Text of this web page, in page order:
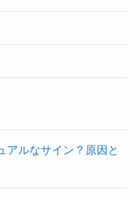
アルなサイン？原因と